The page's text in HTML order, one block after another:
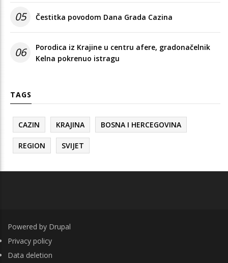
05 Čestitka povodom Dana Grada Cazina
06
Porodica iz Krajine u centru afere, gradonačelnik
Kelna pokrenuo istragu
TAGS
CAZIN KRAJINA BOSNA I HERCEGOVINA
REGION SVIJET
Powered by Drupal
FOOTER
Privacy policy
Data deletion